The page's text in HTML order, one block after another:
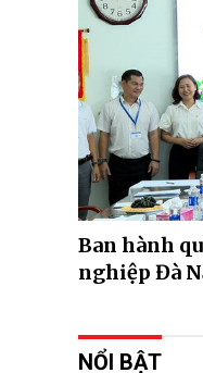
Ban hành
nghiệp Đà
NỔI BẬT